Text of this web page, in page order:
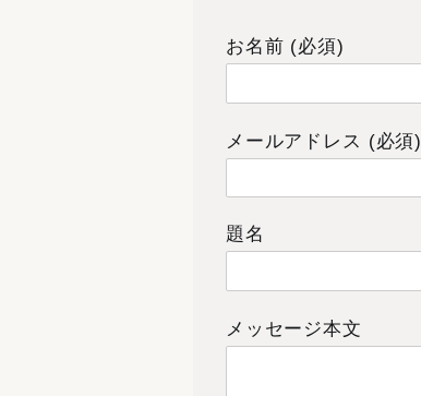
お名前 (必須)
メールアドレス (必須)
題名
メッセージ本文